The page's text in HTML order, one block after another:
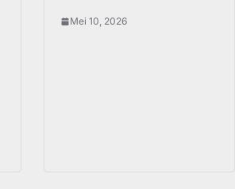
Mei 10, 2026